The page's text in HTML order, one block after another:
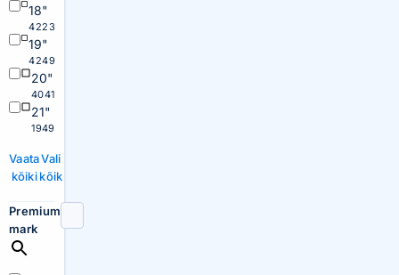
18"
4223
19"
4249
20"
4041
21"
1949
Vaata
kõiki
Vali
kõik
Premium
mark